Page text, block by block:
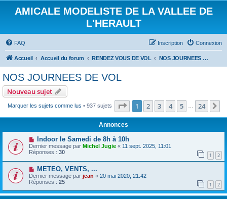
AMICALE MODELISTE DE LA VALLEE DE
L'HERAULT
FAQ Connexion
Inscription
Accueil Accueil du forum RENDEZ VOUS DE VOL NOS JOURNEES DE VOL
NOS JOURNEES DE VOL
Nouveau sujet
Marquer les sujets comme lus • 937 sujets Page 1sur24
1 2 3 4 5 24
Annonces
Indoor le Samedi de 8h à 10h
Dernier message par Michel Jugie « 11 sept. 2025, 11:01
Réponses : 30 1 2
METEO, VENTS, ...
Dernier message par jean « 20 mai 2020, 21:42
Réponses : 25 1 2